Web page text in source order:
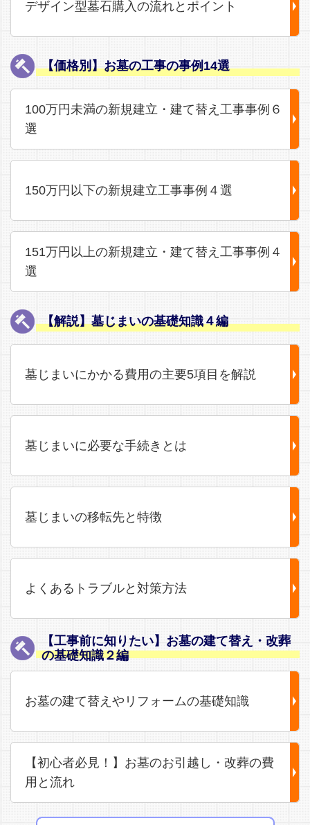
デザイン型墓石購入の流れとポイント
【価格別】お墓の工事の事例14選
100万円未満の新規建立・建て替え工事事例６
選
150万円以下の新規建立工事事例４選
151万円以上の新規建立・建て替え工事事例４
選
【解説】墓じまいの基礎知識４編
墓じまいにかかる費用の主要5項目を解説
墓じまいに必要な手続きとは
墓じまいの移転先と特徴
よくあるトラブルと対策方法
【工事前に知りたい】お墓の建て替え・改葬
の基礎知識２編
お墓の建て替えやリフォームの基礎知識
【初心者必見！】お墓のお引越し・改葬の費
用と流れ